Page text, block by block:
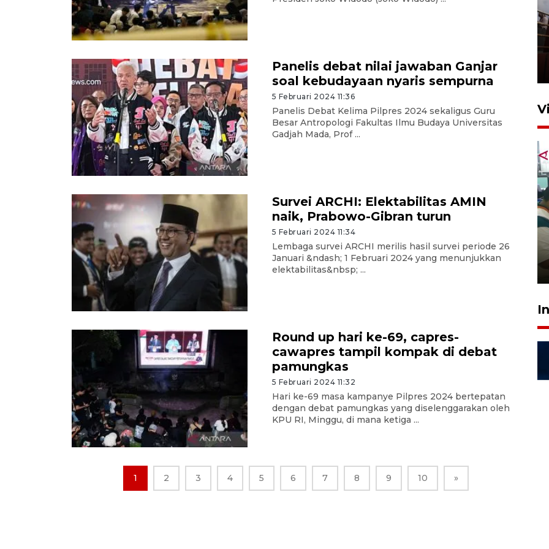
Panelis debat nilai jawaban Ganjar
soal kebudayaan nyaris sempurna
5 Februari 2024 11:36
Panelis Debat Kelima Pilpres 2024 sekaligus Guru
Besar Antropologi Fakultas Ilmu Budaya Universitas
Gadjah Mada, Prof ...
Survei ARCHI: Elektabilitas AMIN
naik, Prabowo-Gibran turun
5 Februari 2024 11:34
Lembaga survei ARCHI merilis hasil survei periode 26
Januari &ndash; 1 Februari 2024 yang menunjukkan
elektabilitas&nbsp; ...
Round up hari ke-69, capres-
cawapres tampil kompak di debat
pamungkas
5 Februari 2024 11:32
Hari ke-69 masa kampanye Pilpres 2024 bertepatan
dengan debat pamungkas yang diselenggarakan oleh
KPU RI, Minggu, di mana ketiga ...
1 2 3 4 5 6 7 8 9 10 »
5 Mei 2026 05:32
Ambon ajak semua pihak buka
ruang pada anak di lembaga
pembinaan
23 Juli 2026 14:28